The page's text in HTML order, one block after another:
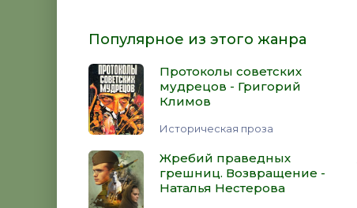
Популярное из этого жанра
Протоколы советских
мудрецов - Григорий
Климов
Историческая проза
Жребий праведных
грешниц. Возвращение -
Наталья Нестерова